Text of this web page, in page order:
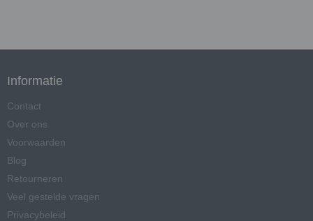
Informatie
Contact
Over ons
Voorwaarden
Blog
Retourneren
Veel gestelde vragen
Privacybeleid